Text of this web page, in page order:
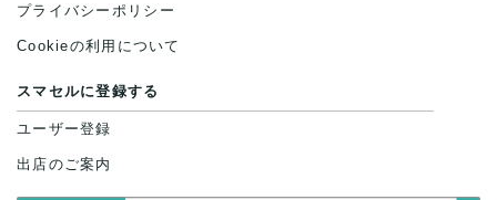
プライバシーポリシー
Cookieの利用について
スマセルに登録する
ユーザー登録
出店のご案内